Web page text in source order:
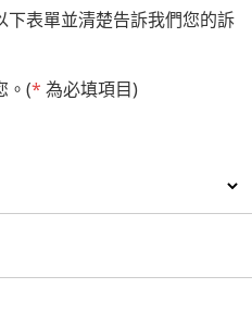
表單並清楚告訴我們您的訴
。(* 為必填項目)